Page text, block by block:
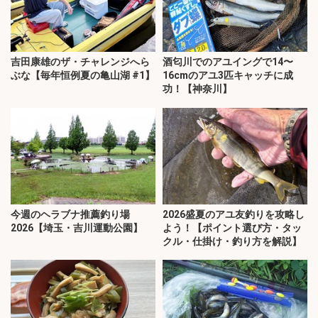
吉田康雄のザ・チャレンジへら
ぶな【毎年恒例夏の亀山湖 #1】
酒匂川でのアユイングで14〜
16cmのアユ3匹キャッチに成
功！【神奈川】
今週のヘラブナ推薦釣り場
2026【埼玉・吉川運動公園】
2026盛夏のアユ友釣りを攻略し
よう！【ポイント選び方・タッ
クル・仕掛け・釣り方を解説】